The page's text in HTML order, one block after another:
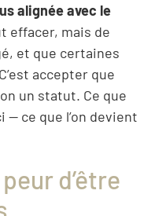
alignée avec le
effacer, mais de
et que certaines
accepter que
un statut. Ce que
— ce que l’on devient
d’être